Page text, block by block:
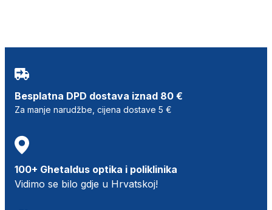
Besplatna DPD dostava iznad 80 €
Za manje narudžbe, cijena dostave 5 €
100+ Ghetaldus optika i poliklinika
Vidimo se bilo gdje u Hrvatskoj!